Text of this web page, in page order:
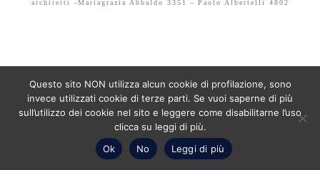
architetti -Mariagrazia Abbaldo 3351 - Paolo Albertelli 4802
Questo sito NON utilizza alcun cookie di profilazione, sono
invece utilizzati cookie di terze parti. Se vuoi saperne di più
sull’utilizzo dei cookie nel sito e leggere come disabilitarne l’uso
clicca su leggi di più.
Ok
No Leggi di più